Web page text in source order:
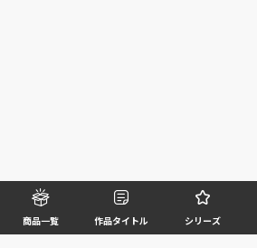
商品一覧 作品タイトル シリーズ